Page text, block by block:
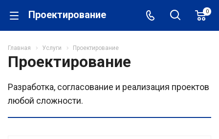
Проектирование 0
Главная Услуги Проектирование
Проектирование
Разработка, согласование и реализация проектов
любой сложности.